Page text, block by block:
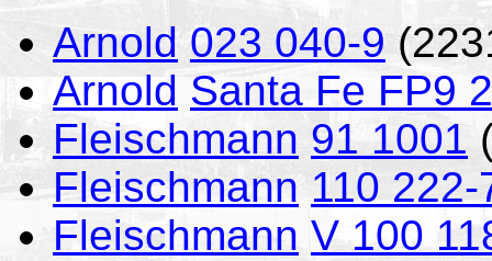
Arnold 023 040-9
Arnold Santa Fe FP9
Fleischmann 91 1001
Fleischmann 110 222-
Fleischmann V 100